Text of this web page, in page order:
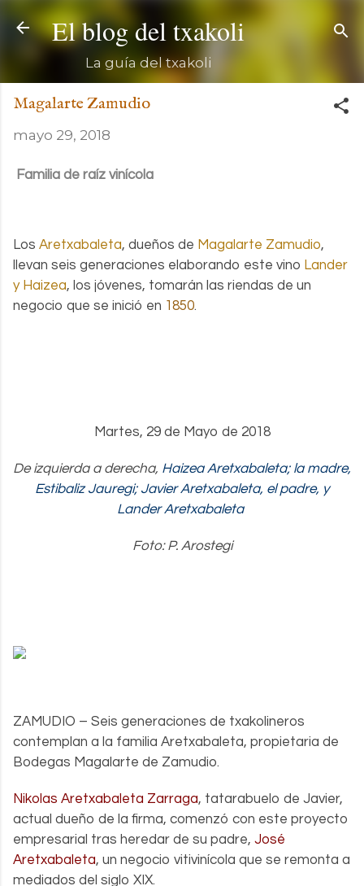
Ir al contenido principal
El blog del txakoli
La guía del txakoli
Magalarte Zamudio
mayo 29, 2018
Familia de raíz vinícola
Los Aretxabaleta, dueños de Magalarte Zamudio,
llevan seis generaciones elaborando este vino Lander
y Haizea, los jóvenes, tomarán las riendas de un
negocio que se inició en 1850.
Martes, 29 de Mayo de 2018
De izquierda a derecha, Haizea Aretxabaleta; la madre,
Estibaliz Jauregi; Javier Aretxabaleta, el padre, y
Lander Aretxabaleta
Foto: P. Arostegi
ZAMUDIO – Seis generaciones de txakolineros
contemplan a la familia Aretxabaleta, propietaria de
Bodegas Magalarte de Zamudio.
Nikolas Aretxabaleta Zarraga, tatarabuelo de Javier,
actual dueño de la firma, comenzó con este proyecto
empresarial tras heredar de su padre, José
Aretxabaleta, un negocio vitivinícola que se remonta a
mediados del siglo XIX.